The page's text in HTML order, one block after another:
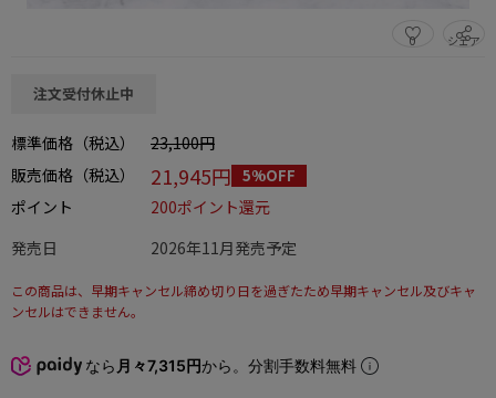
0 シェア
この商品をシェアする
注文受付休止中
標準価格（税込）
23,100円
販売価格（税込）
21,945円 5%OFF
ポイント
200ポイント還元
発売日
2026年11月発売予定
この商品は、早期キャンセル締め切り日を過ぎたため早期キャンセル及びキャ
ンセルはできません。
なら 月々7,315円から。分割手数料無料